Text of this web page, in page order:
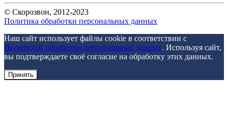
© Скорозвон, 2012-2023
Политика обработки персональных данных
Наш сайт использует файлы cookie в соответствии с
Политикой обработки персональных данных. Используя сайт,
вы подтверждаете своё согласие на обработку этих данных.
Принять